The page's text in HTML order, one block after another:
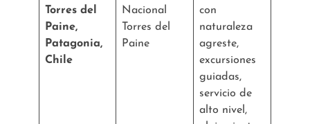
Torres del
Paine,
Patagonia,
Chile
Nacional
Torres del
Paine
con
naturaleza
agreste,
excursiones
guiadas,
servicio de
alto nivel,